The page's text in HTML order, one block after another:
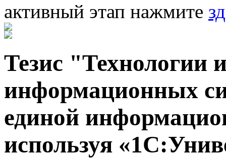
активный этап нажмите
Тезис "Технологии
информационных
единой
используя